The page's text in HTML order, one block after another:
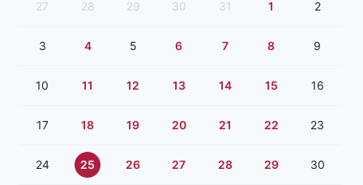
27 28 29 30 31 1 2
3 4 5 6 7 8 9
10 11 12 13 14 15 16
17 18 19 20 21 22 23
24 25 26 27 28 29 30